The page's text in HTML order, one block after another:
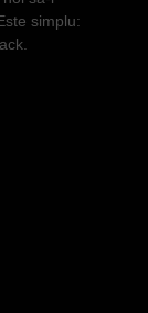
simplu: